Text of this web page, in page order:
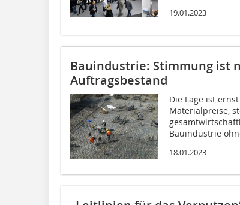
19.01.2023
Bauindustrie: Stimmung ist
Auftragsbestand
Die Lage ist
Materialpreise,
Bauindustrie
18.01.2023